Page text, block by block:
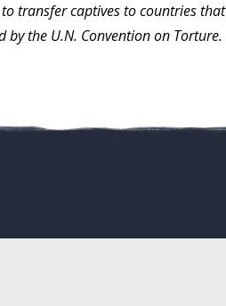
transfer captives to countries
the U.N. Convention on Torture.